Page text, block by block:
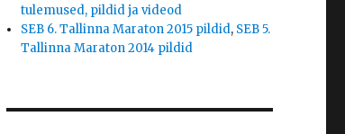
tulemused, pildid ja videod
SEB 6. Tallinna Maraton 2015 pildid, SEB 5.
Tallinna Maraton 2014 pildid